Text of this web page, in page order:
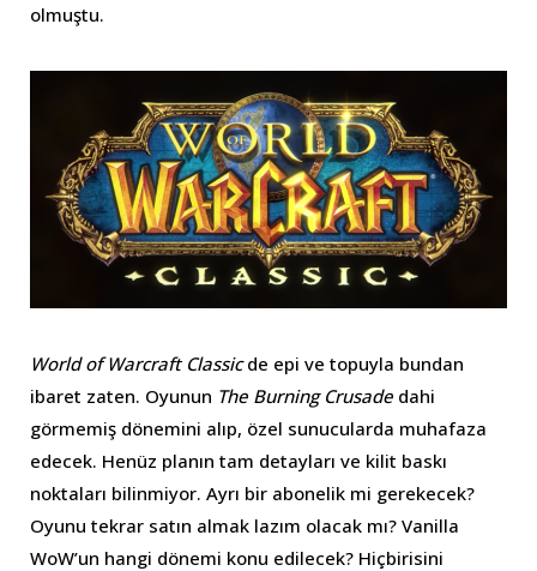
olmuştu.
World of Warcraft Classicde epi ve topuyla bundan
ibaret zaten. Oyunun The Burning Crusade dahi
görmemiş dönemini alıp, özel sunucularda muhafaza
edecek. Henüz planın tam detayları ve kilit baskı
noktaları bilinmiyor. Ayrı bir abonelik mi gerekecek?
Oyunu tekrar satın almak lazım olacak mı? Vanilla
WoW’un hangi dönemi konu edilecek? Hiçbirisini